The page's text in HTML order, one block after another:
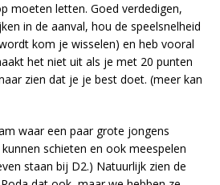
moeten letten. Goed verdedigen,
in de aanval, hou de speelsnelheid
kom je wisselen) en heb vooral
het niet uit als je met 20 punten
zien dat je je best doet. (meer kan
waar een paar grote jongens
schieten en ook meespelen
staan bij D2.) Natuurlijk zien de